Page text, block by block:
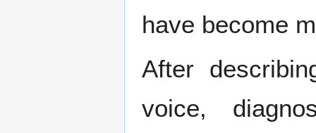
have become
After
voice,